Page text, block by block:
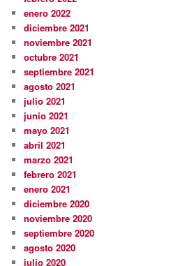
enero 2022
diciembre 2021
noviembre 2021
octubre 2021
septiembre 2021
agosto 2021
julio 2021
junio 2021
mayo 2021
abril 2021
marzo 2021
febrero 2021
enero 2021
diciembre 2020
noviembre 2020
septiembre 2020
agosto 2020
julio 2020